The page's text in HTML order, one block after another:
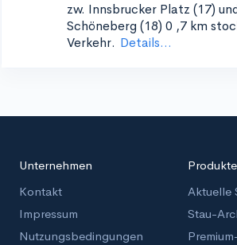
zw. Innsbrucker Platz (17)
Schöneberg (18) 0 ,7 km
Verkehr. Details...
Unternehmen
Kontakt
Impressum
Nutzungsbedingungen
Aktuelle
Stau-